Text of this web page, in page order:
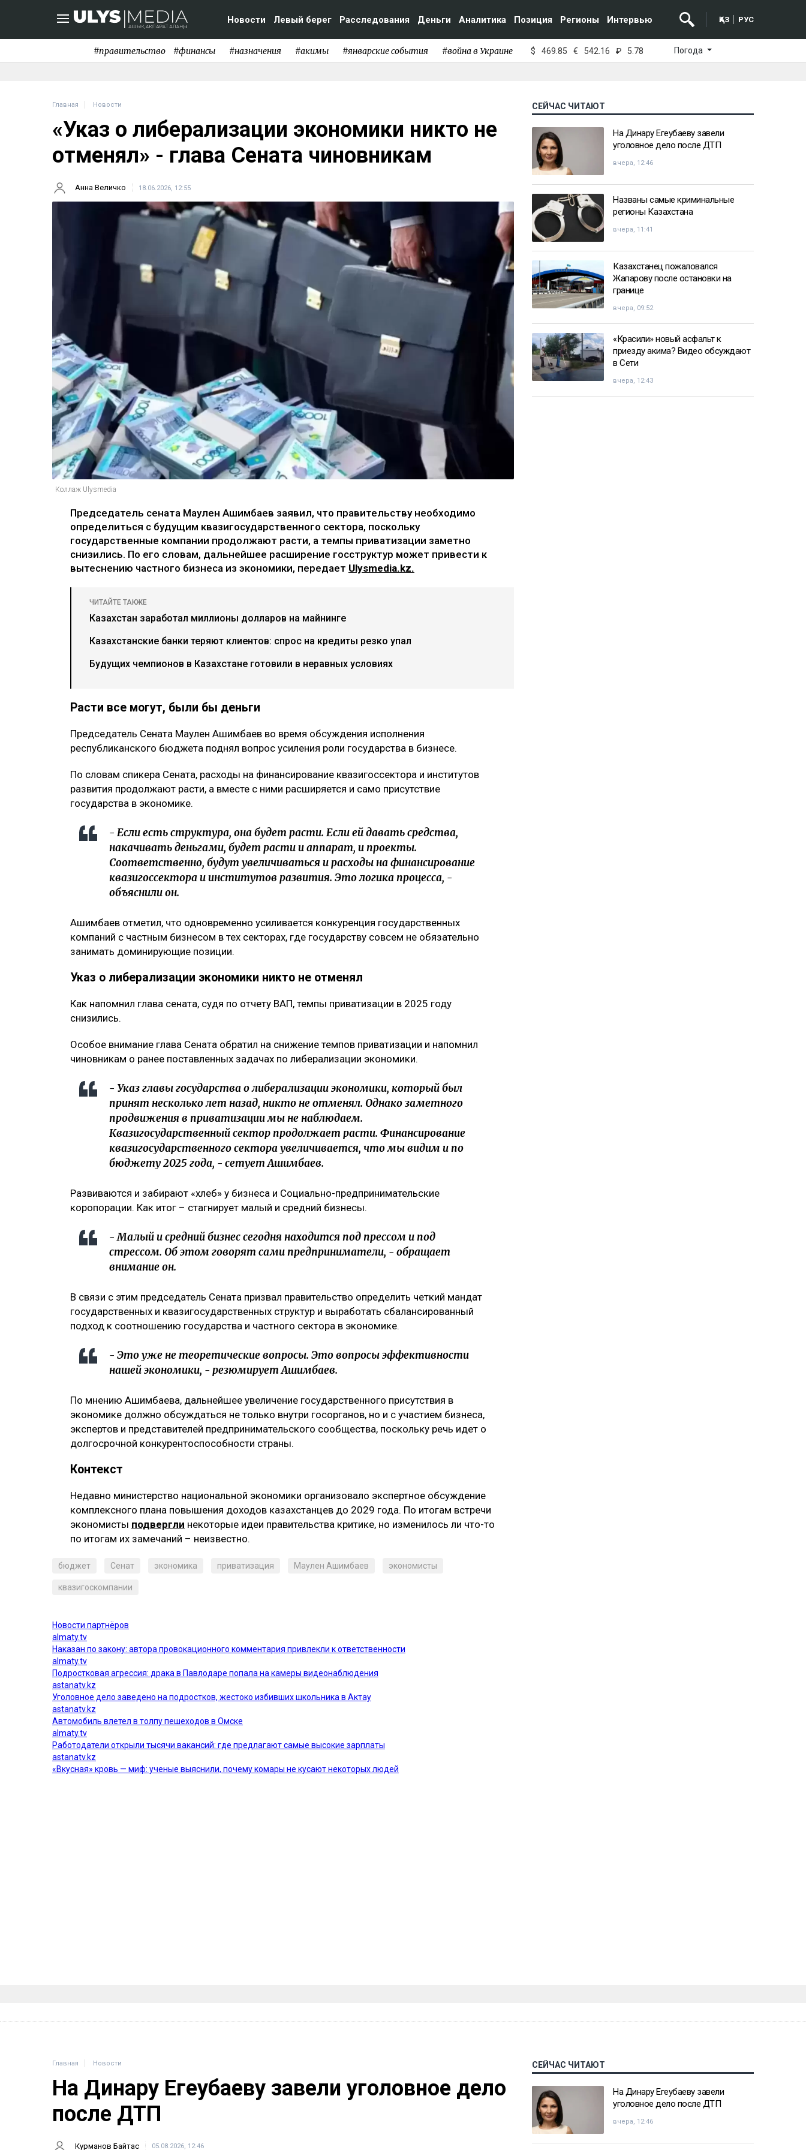
Новости Левый берег Расследования Деньги Аналитика Позиция Регионы Интервью ҚАЗ РУС
#правительство #финансы #назначения #акимы #январские события #война в Украине $ 469.85 € 542.16 ₽ 5.78 Погода
Главная Новости
«Указ о либерализации экономики никто не
отменял» - глава Сената чиновникам
Анна Величко 18.06.2026, 12:55
Коллаж Ulysmedia
Председатель сената Маулен Ашимбаев заявил, что правительству необходимо
определиться с будущим квазигосударственного сектора, поскольку
государственные компании продолжают расти, а темпы приватизации заметно
снизились. По его словам, дальнейшее расширение госструктур может привести к
вытеснению частного бизнеса из экономики, передает Ulysmedia.kz.
ЧИТАЙТЕ ТАКЖЕ
Казахстан заработал миллионы долларов на майнинге
Казахстанские банки теряют клиентов: спрос на кредиты резко упал
Будущих чемпионов в Казахстане готовили в неравных условиях
Расти все могут, были бы деньги
Председатель Сената Маулен Ашимбаев во время обсуждения исполнения
республиканского бюджета поднял вопрос усиления роли государства в бизнесе.
По словам спикера Сената, расходы на финансирование квазигоссектора и институтов
развития продолжают расти, а вместе с ними расширяется и само присутствие
государства в экономике.
- Если есть структура, она будет расти. Если ей давать средства,
накачивать деньгами, будет расти и аппарат, и проекты.
Соответственно, будут увеличиваться и расходы на финансирование
квазигоссектора и институтов развития. Это логика процесса, -
объяснили он.
Ашимбаев отметил, что одновременно усиливается конкуренция государственных
компаний с частным бизнесом в тех секторах, где государству совсем не обязательно
занимать доминирующие позиции.
Указ о либерализации экономики никто не отменял
Как напомнил глава сената, судя по отчету ВАП, темпы приватизации в 2025 году
снизились.
Особое внимание глава Сената обратил на снижение темпов приватизации и напомнил
чиновникам о ранее поставленных задачах по либерализации экономики.
- Указ главы государства о либерализации экономики, который был
принят несколько лет назад, никто не отменял. Однако заметного
продвижения в приватизации мы не наблюдаем.
Квазигосударственный сектор продолжает расти. Финансирование
квазигосударственного сектора увеличивается, что мы видим и по
бюджету 2025 года, - сетует Ашимбаев.
Развиваются и забирают «хлеб» у бизнеса и Социально-предпринимательские
коропорации. Как итог – стагнирует малый и средний бизнесы.
- Малый и средний бизнес сегодня находится под прессом и под
стрессом. Об этом говорят сами предприниматели, - обращает
внимание он.
В связи с этим председатель Сената призвал правительство определить четкий мандат
государственных и квазигосударственных структур и выработать сбалансированный
подход к соотношению государства и частного сектора в экономике.
- Это уже не теоретические вопросы. Это вопросы эффективности
нашей экономики, - резюмирует Ашимбаев.
По мнению Ашимбаева, дальнейшее увеличение государственного присутствия в
экономике должно обсуждаться не только внутри госорганов, но и с участием бизнеса,
экспертов и представителей предпринимательского сообщества, поскольку речь идет о
долгосрочной конкурентоспособности страны.
Контекст
Недавно министерство национальной экономики организовало экспертное обсуждение
комплексного плана повышения доходов казахстанцев до 2029 года. По итогам встречи
экономисты подвергли некоторые идеи правительства критике, но изменилось ли что-то
по итогам их замечаний – неизвестно.
бюджет Сенат экономика приватизация Маулен Ашимбаев экономисты
квазигоскомпании
СЕЙЧАС ЧИТАЮТ
На Динару Егеубаеву завели
уголовное дело после ДТП
вчера, 12:46
Названы самые криминальные
регионы Казахстана
вчера, 11:41
Казахстанец пожаловался
Жапарову после остановки на
границе
вчера, 09:52
«Красили» новый асфальт к
приезду акима? Видео обсуждают
в Сети
вчера, 12:43
Главная Новости
На Динару Егеубаеву завели уголовное дело
после ДТП
Курманов Байтас 05.08.2026, 12:46
СЕЙЧАС ЧИТАЮТ
На Динару Егеубаеву завели
уголовное дело после ДТП
вчера, 12:46